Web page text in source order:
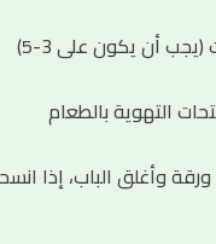
أن يكون على 3-5)
التهوية بالطعام
وأغلق الباب، إذا